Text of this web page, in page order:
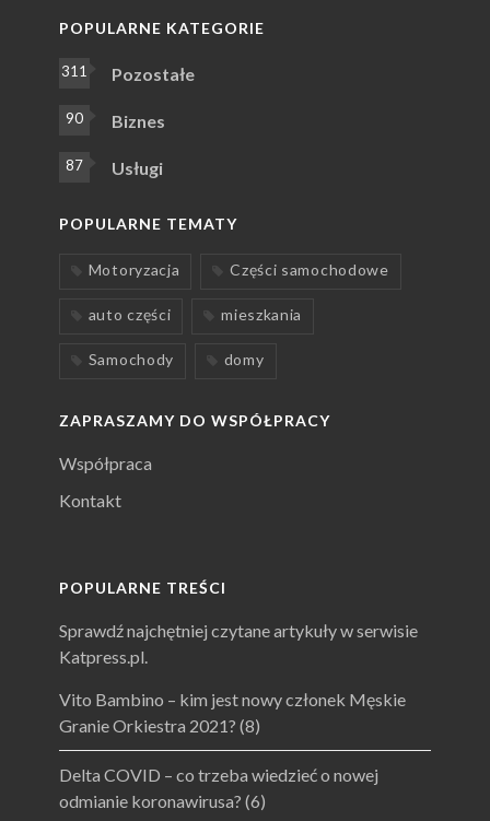
POPULARNE KATEGORIE
311 Pozostałe
90 Biznes
87 Usługi
POPULARNE TEMATY
Motoryzacja Części samochodowe
auto części mieszkania
Samochody domy
ZAPRASZAMY DO WSPÓŁPRACY
Współpraca
Kontakt
POPULARNE TREŚCI
Sprawdź najchętniej czytane artykuły w serwisie
Katpress.pl.
Vito Bambino – kim jest nowy członek Męskie
Granie Orkiestra 2021? (8)
Delta COVID – co trzeba wiedzieć o nowej
odmianie koronawirusa? (6)